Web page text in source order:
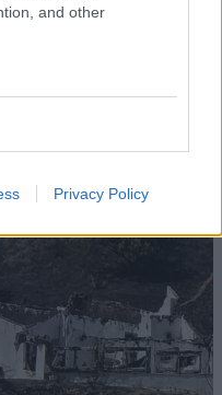
and other
Privacy Policy